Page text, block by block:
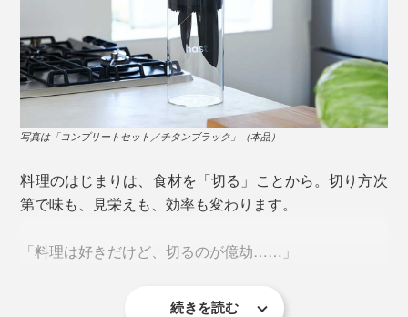
写真は「コンプリートセット／チタンブラック」（本品）
料理のはじまりは、食材を「切る」ことから。切り方次
第で味も、見栄えも、効率も変わります。
「料理は好きだけど、切るのが億劫……」
続きを読む